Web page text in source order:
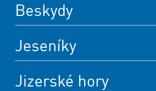
Beskydy
Jeseníky
Jizerské hory